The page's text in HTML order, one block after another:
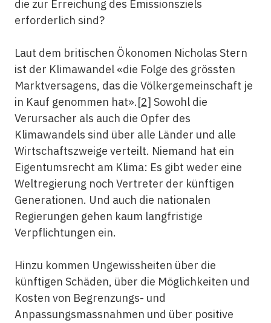
die zur Erreichung des Emissionsziels
erforderlich sind?
Laut dem britischen Ökonomen Nicholas Stern
ist der Klimawandel «die Folge des grössten
Marktversagens, das die Völkergemeinschaft je
in Kauf genommen hat».[2] Sowohl die
Verursacher als auch die Opfer des
Klimawandels sind über alle Länder und alle
Wirtschaftszweige verteilt. Niemand hat ein
Eigentumsrecht am Klima: Es gibt weder eine
Weltregierung noch Vertreter der künftigen
Generationen. Und auch die nationalen
Regierungen gehen kaum langfristige
Verpflichtungen ein.
Hinzu kommen Ungewissheiten über die
künftigen Schäden, über die Möglichkeiten und
Kosten von Begrenzungs- und
Anpassungsmassnahmen und über positive